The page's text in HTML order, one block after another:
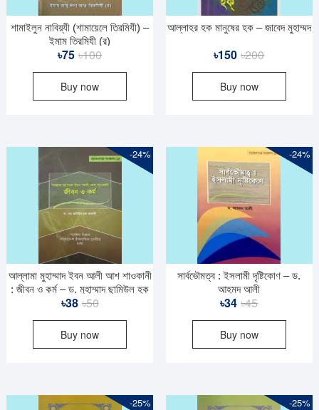
শামাইলুন নাবিয়্যী (শামায়েলে তিরমিযী) –
ইমাম তিরমিযী (র)
৳100Original
price
৳100.
৳75
Current
price
৳75.
Buy now
আল্লাহর হক মানুষের হক – জাবেদ মুহাম্মদ
৳200Original
price
৳200.
৳150
Current
price
৳150.
Buy now
-24%
আল্লামা মুহাম্মাদ ইবন আলী আশ শাওকানী
: জীবন ও কর্ম – ড. মুহাম্মাদ ছামিউল হক
ফারুকী
৳50Original
price
was:
৳50.
৳38
Current
price
is:
৳38.
Buy now
-24%
সার্বভৌমত্ব : ইসলামী দৃষ্টিকোণ – ড.
আহমদ আলী
৳45Original
price
was:
৳45.
৳34
Current
price
is:
৳34.
Buy now
-25% -25%